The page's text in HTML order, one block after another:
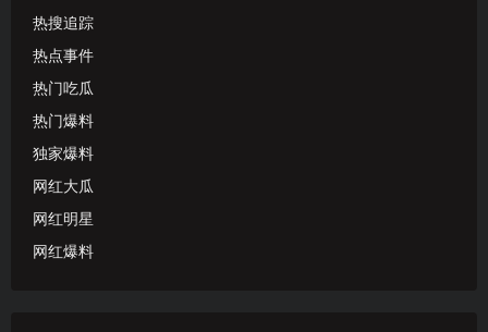
热搜追踪
热点事件
热门吃瓜
热门爆料
独家爆料
网红大瓜
网红明星
网红爆料